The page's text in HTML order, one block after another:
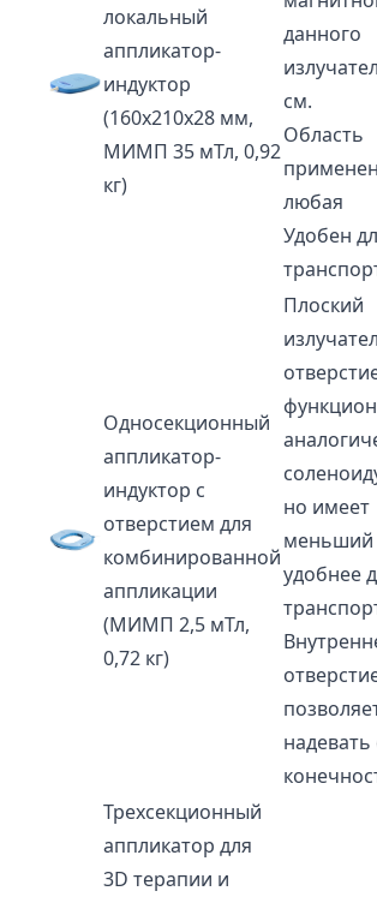
локальный
аппликатор-
индуктор
(160х210х28 мм,
МИМП 35 мТл, 0,92
кг)
данного
см.
Область
любая
Удобен
Односекционный
аппликатор-
индуктор с
отверстием для
комбинированной
аппликации
(МИМП 2,5 мТл,
0,72 кг)
Плоский
но имеет
меньший
удобнее
надевать
Трехсекционный
аппликатор для
3D терапии и